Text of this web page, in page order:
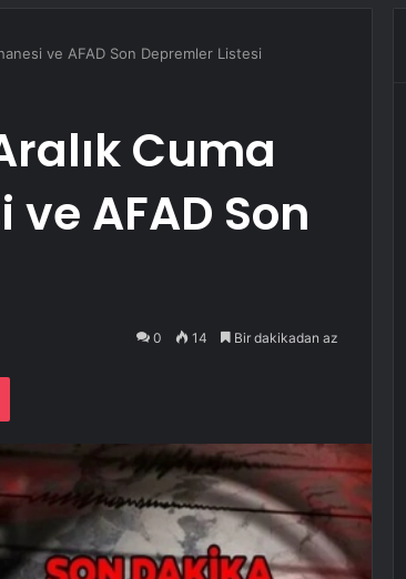
ve AFAD Son Depremler Listesi
Cuma
AFAD Son
0 14 Bir dakikadan az
Pocket